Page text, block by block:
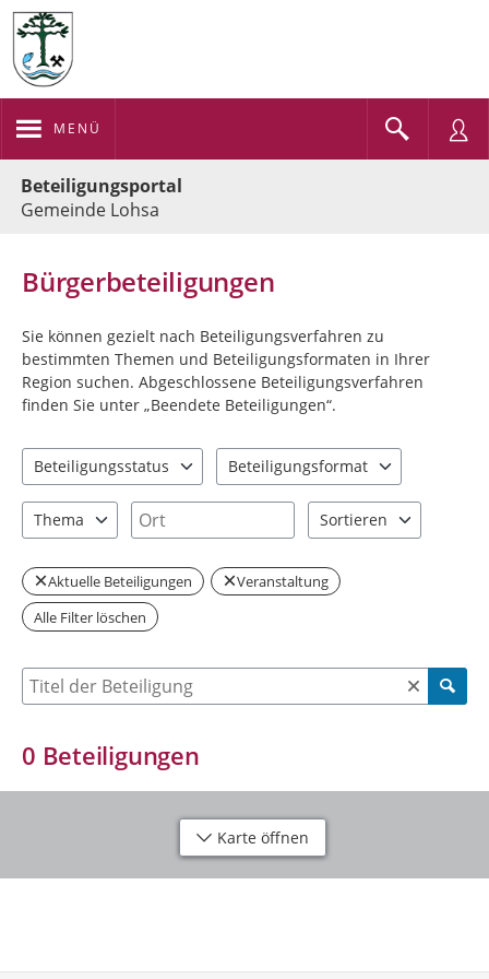
MENÜ
Beteiligungsportal
Gemeinde Lohsa
Bürgerbeteiligungen
Sie können gezielt nach Beteiligungsverfahren zu
bestimmten Themen und Beteiligungsformaten in Ihrer
Region suchen. Abgeschlossene Beteiligungsverfahren
finden Sie unter „Beendete Beteiligungen“.
Beteiligungsstatus
Beteiligungsformat
Thema
Ort
Sortieren
Aktuelle Beteiligungen
Veranstaltung
Alle Filter löschen
Suche nach Beteiligung
0 Beteiligungen
Karte öffnen